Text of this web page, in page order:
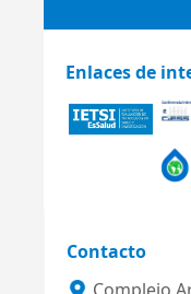
Enlaces de
Contacto